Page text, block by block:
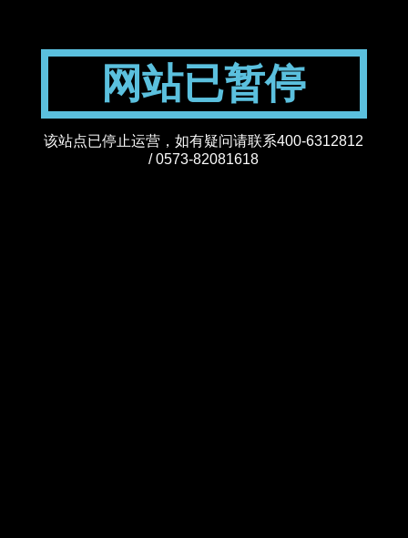
网站已暂停
该站点已停止运营，如有疑问请联系400-6312812
/ 0573-82081618